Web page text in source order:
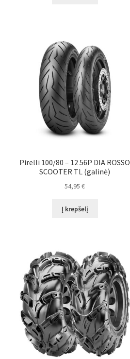
Pirelli 100/80 – 12 56P DIA ROSSO
SCOOTER TL (galinė)
54,95€
Į krepšelį